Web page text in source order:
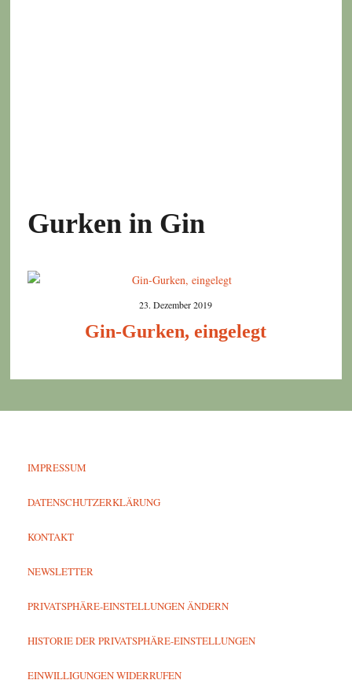
Gurken in Gin
23. Dezember 2019
Gin-Gurken, eingelegt
IMPRESSUM
DATENSCHUTZERKLÄRUNG
KONTAKT
NEWSLETTER
PRIVATSPHÄRE-EINSTELLUNGEN ÄNDERN
HISTORIE DER PRIVATSPHÄRE-EINSTELLUNGEN
EINWILLIGUNGEN WIDERRUFEN